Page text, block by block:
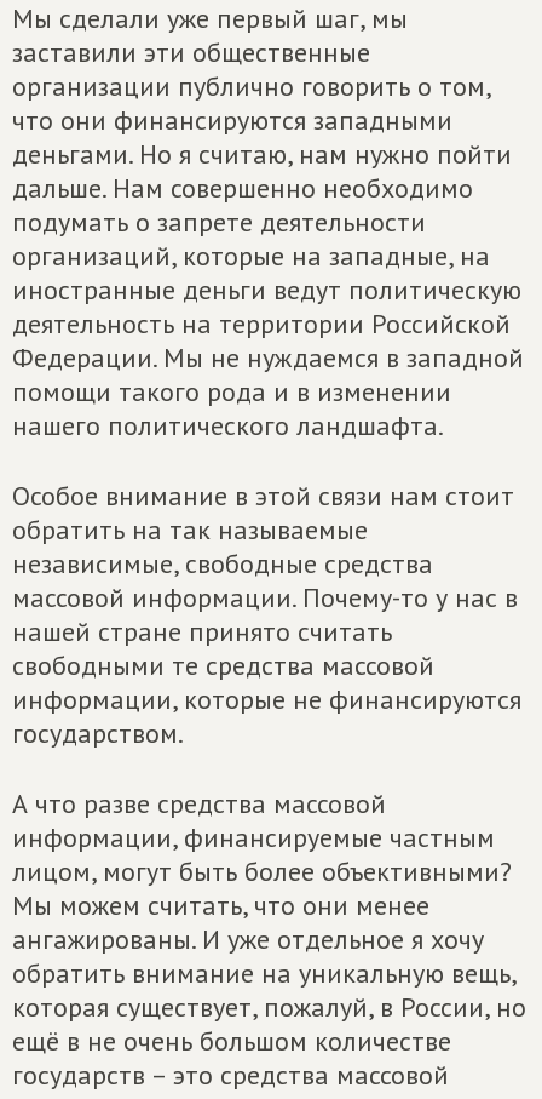
Мы сделали уже первый шаг, мы
заставили эти общественные
организации публично говорить о том,
что они финансируются западными
деньгами. Но я считаю, нам нужно пойти
дальше. Нам совершенно необходимо
подумать о запрете деятельности
организаций, которые на западные, на
иностранные деньги ведут политическую
деятельность на территории Российской
Федерации. Мы не нуждаемся в западной
помощи такого рода и в изменении
нашего политического ландшафта.
Особое внимание в этой связи нам стоит
обратить на так называемые
независимые, свободные средства
массовой информации. Почему-то у нас в
нашей стране принято считать
свободными те средства массовой
информации, которые не финансируются
государством.
А что разве средства массовой
информации, финансируемые частным
лицом, могут быть более объективными?
Мы можем считать, что они менее
ангажированы. И уже отдельное я хочу
обратить внимание на уникальную вещь,
которая существует, пожалуй, в России, но
ещё в не очень большом количестве
государств – это средства массовой